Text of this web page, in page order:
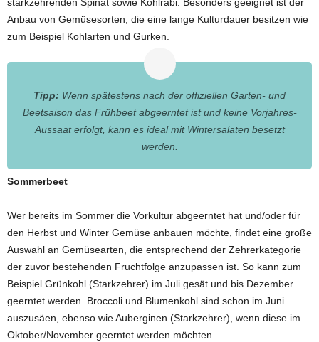
starkzehrenden Spinat sowie Kohlrabi. Besonders geeignet ist der
Anbau von Gemüsesorten, die eine lange Kulturdauer besitzen wie
zum Beispiel Kohlarten und Gurken.
Tipp: Wenn spätestens nach der offiziellen Garten- und
Beetsaison das Frühbeet abgeerntet ist und keine Vorjahres-
Aussaat erfolgt, kann es ideal mit Wintersalaten besetzt
werden.
Sommerbeet
Wer bereits im Sommer die Vorkultur abgeerntet hat und/oder für
den Herbst und Winter Gemüse anbauen möchte, findet eine große
Auswahl an Gemüsearten, die entsprechend der Zehrerkategorie
der zuvor bestehenden Fruchtfolge anzupassen ist. So kann zum
Beispiel Grünkohl (Starkzehrer) im Juli gesät und bis Dezember
geerntet werden. Broccoli und Blumenkohl sind schon im Juni
auszusäen, ebenso wie Auberginen (Starkzehrer), wenn diese im
Oktober/November geerntet werden möchten.